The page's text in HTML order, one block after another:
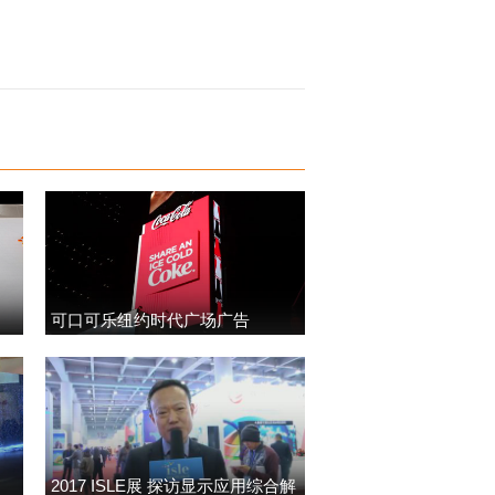
可口可乐纽约时代广场广告
2017 ISLE展 探访显示应用综合解